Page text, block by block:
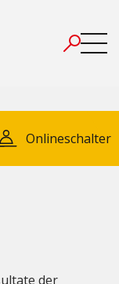
Onlineschalter
der